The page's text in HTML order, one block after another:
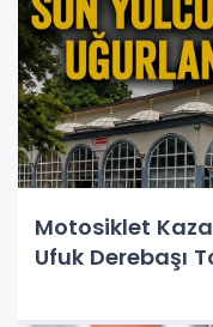
Motosiklet
Ufuk Derebaşı